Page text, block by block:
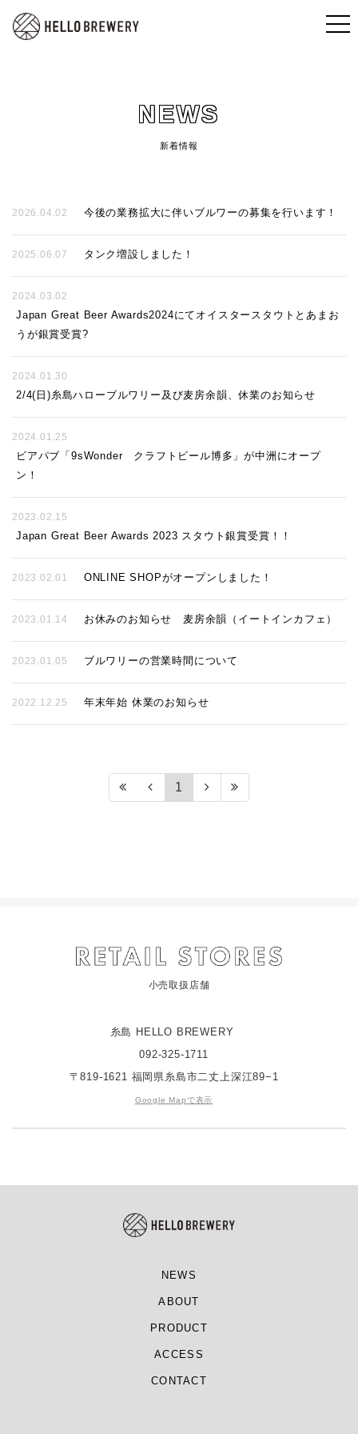
NEWS
新着情報
2026.04.02 今後の業務拡大に伴いブルワーの募集を行います！
2025.06.07 タンク増設しました！
2024.03.02
Japan Great Beer Awards2024にてオイスタースタウトとあまお
うが銀賞受賞?
2024.01.30
2/4(日)糸島ハローブルワリー及び麦房余韻、休業のお知らせ
2024.01.25
ビアパブ「9sWonder クラフトビール博多」が中洲にオープ
ン！
2023.02.15
Japan Great Beer Awards 2023 スタウト銀賞受賞！！
2023.02.01 ONLINE SHOPがオープンしました！
2023.01.14 お休みのお知らせ 麦房余韻（イートインカフェ）
2023.01.05 ブルワリーの営業時間について
2022.12.25 年末年始 休業のお知らせ
1
小売取扱店舗
糸島 HELLO BREWERY
092-325-1711
〒819-1621 福岡県糸島市二丈上深江89−1
Google Mapで表示
NEWS
ABOUT
PRODUCT
ACCESS
CONTACT